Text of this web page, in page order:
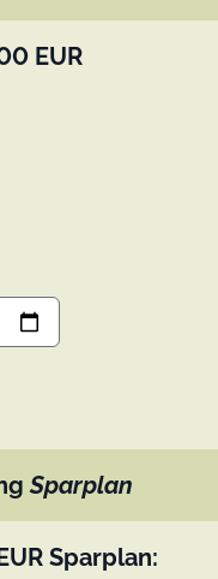
EUR
Sparplan
Sparplan: